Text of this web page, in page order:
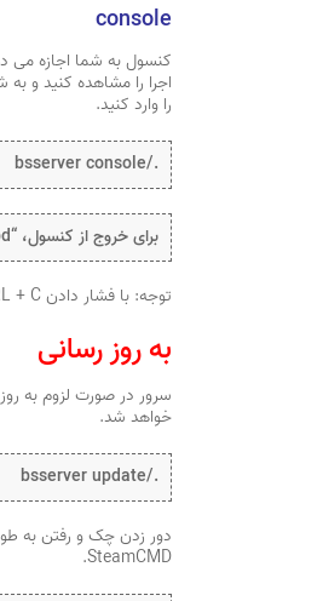
console
کنسول به شما اجازه
اجرا را مشاهده کنید و
را وارد کنید.
./bsserver console
برای خروج از کنسول، “CTRL + bd” را فشار دهید.
توجه: با فشار دادن CTRL + C سرور خاموش میشود.
به روز رسانی
سرور در صورت لزوم به
خواهد شد.
./bsserver update
دور زدن چک و رفتن به
SteamCMD.